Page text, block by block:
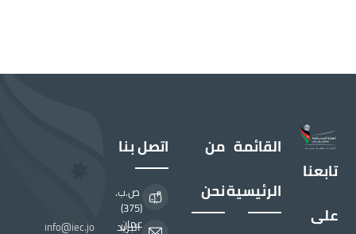
تابعنا
على
القائمة
الرئيسية
من
نحن
اتصل بنا
ص.ب.
(375)
عمان
البريد
info@iec.jo